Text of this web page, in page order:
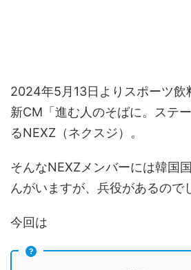
2024年5月13日よりスポーツ飲
新CM「進む人のそばに。ステ
るNEXZ（ネクスジ）。
そんなNEXZメンバーには韓国
んがいますが、兵役があるので
今回は